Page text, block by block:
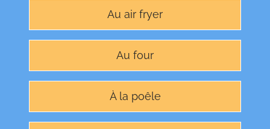
Au air fryer
Au four
À la poêle